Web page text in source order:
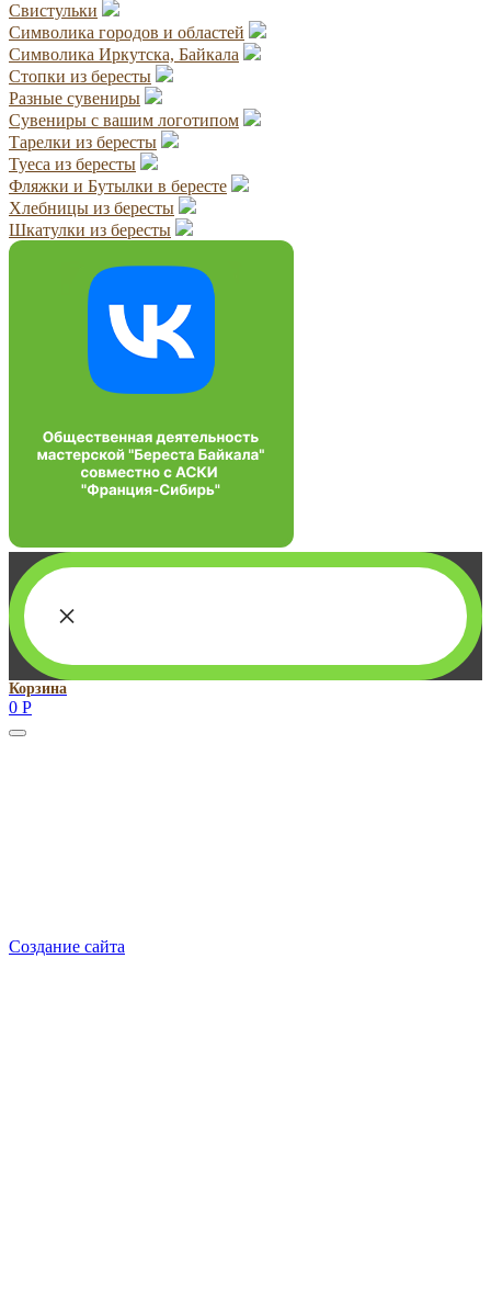
Свистульки
Символика городов и областей
Символика Иркутска, Байкала
Стопки из бересты
Разные сувениры
Сувениры с вашим логотипом
Тарелки из бересты
Туеса из бересты
Фляжки и Бутылки в бересте
Хлебницы из бересты
Шкатулки из бересты
×
Корзина
0 Р
Создание сайта